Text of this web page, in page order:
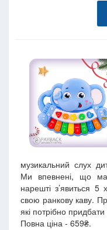
музикальний слух
Ми впевнені, що
нарешті з’явиться
свою ранкову каву.
які потрібно
Повна ціна - 659₴.